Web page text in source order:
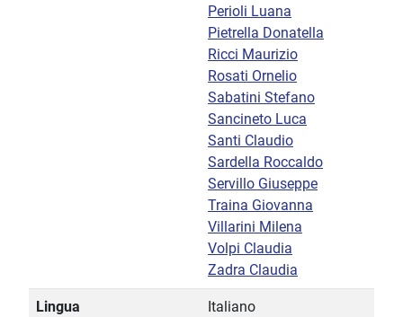
Perioli Luana
Pietrella Donatella
Ricci Maurizio
Rosati Ornelio
Sabatini Stefano
Sancineto Luca
Santi Claudio
Sardella Roccaldo
Servillo Giuseppe
Traina Giovanna
Villarini Milena
Volpi Claudia
Zadra Claudia
Lingua Italiano